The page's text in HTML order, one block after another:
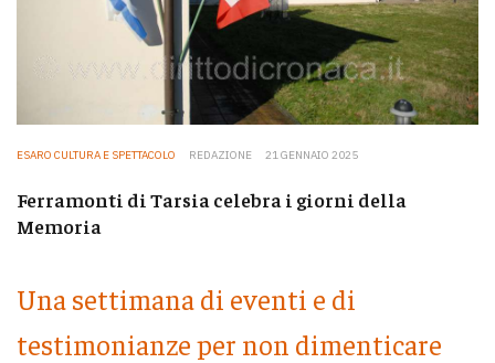
ESARO CULTURA E SPETTACOLO REDAZIONE 21 GENNAIO 2025
Ferramonti di Tarsia celebra i giorni della
Memoria
Una settimana di eventi e di
testimonianze per non dimenticare